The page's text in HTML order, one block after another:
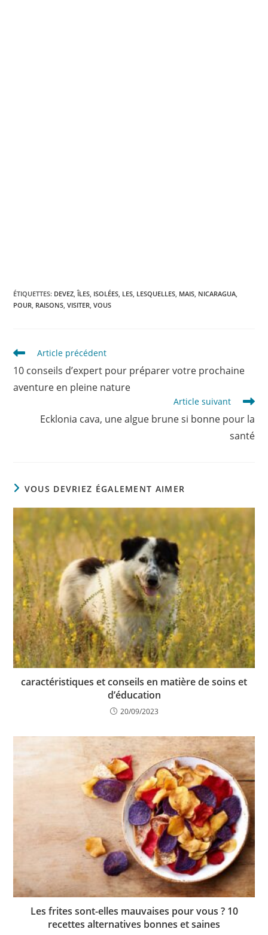
ÉTIQUETTES: DEVEZ ÎLES ISOLÉES LES LESQUELLES MAIS NICARAGUA
POUR RAISONS VISITER VOUS
Read
articles
Article précédent
10 conseils d’expert pour préparer votre prochaine
aventure en pleine nature
Article suivant
Ecklonia cava, une algue brune si bonne pour la
santé
VOUS DEVRIEZ ÉGALEMENT AIMER
caractéristiques et conseils en matière de soins et
d’éducation
20/09/2023
Les frites sont-elles mauvaises pour vous ? 10
recettes alternatives bonnes et saines